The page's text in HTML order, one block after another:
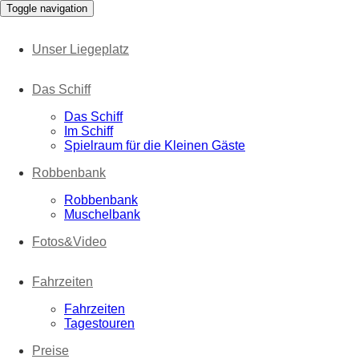
Toggle navigation
Unser Liegeplatz
Das Schiff
Das Schiff
Im Schiff
Spielraum für die Kleinen Gäste
Robbenbank
Robbenbank
Muschelbank
Fotos&Video
Fahrzeiten
Fahrzeiten
Tagestouren
Preise